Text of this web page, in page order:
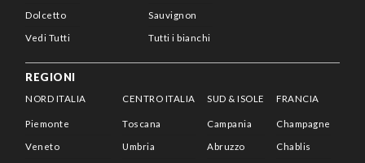
Dolcetto
Vedi Tutti
Sauvignon
Tutti i bianchi
REGIONI
NORD ITALIA
Piemonte
Veneto
CENTRO ITALIA
Toscana
Umbria
SUD & ISOLE
Campania
Abruzzo
FRANCIA
Champagne
Chablis